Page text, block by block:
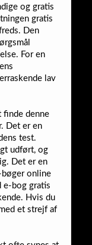
og gratis
gratis
Den
For en
lav
finde denne
Det er en
test.
udført, og
Det er en
bøger online
e-bog gratis
Hvis du
et strejf af